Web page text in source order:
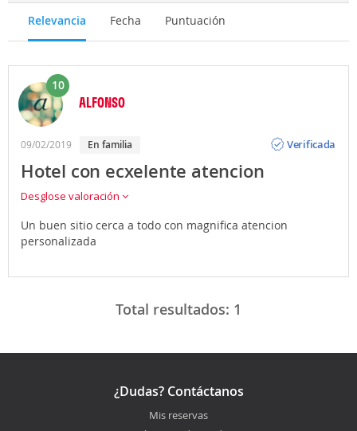
Relevancia Fecha Puntuación
10
ALFONSO
09/02/2019 en familia
Verificada
Hotel con ecxelente atencion
Desglose valoración
Un buen sitio cerca a todo con magnifica atencion
personalizada
Total resultados: 1
¿Dudas? Contáctanos
Mis reservas